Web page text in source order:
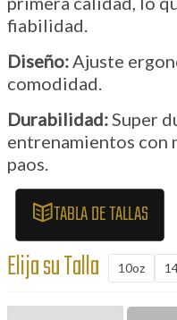
fiabilidad.
Diseño: Ajuste
comodidad.
Durabilidad: Super
entrenamientos con
paos.
TABLA DE TALLAS
Elija su Talla 10oz